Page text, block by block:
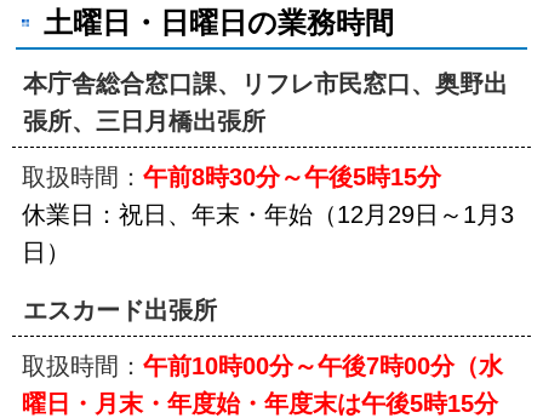
土曜日・日曜日の業務時間
本庁舎総合窓口課、リフレ市民窓口、奥野出
張所、三日月橋出張所
取扱時間： 午前8時30分～午後5時15分
休業日：祝日、 年末・年始（12月29日～1月3
日）
エスカード出張所
取扱時間： 午前10時00分～午後7時00分（水
曜日・月末・年度始・年度末は午後5時15分